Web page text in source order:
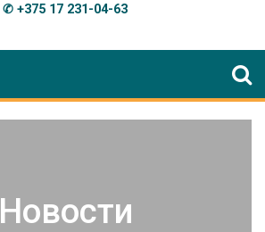
✆ +375 17 231-04-63
Новости